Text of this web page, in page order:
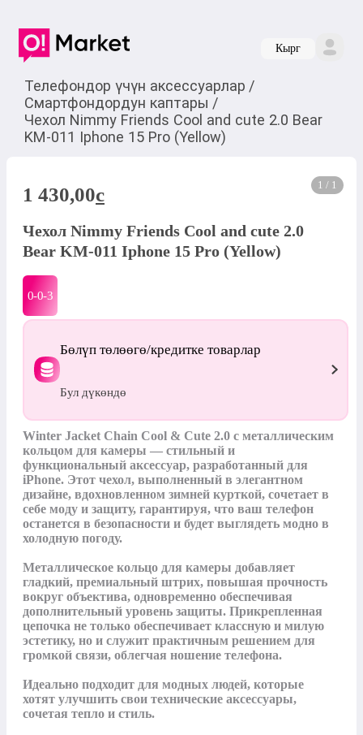
Кырг
Телефондор үчүн аксессуарлар /
Смартфондордун каптары /
Чехол Nimmy Friends Cool and cute 2.0 Bear
KM-011 Iphone 15 Pro (Yellow)
1 / 1
1 430,00c
Чехол Nimmy Friends Cool and cute 2.0
Bear KM-011 Iphone 15 Pro (Yellow)
0-0-3
Бөлүп төлөөгө/кредитке товарлар
Бул дүкөндө
Winter Jacket Chain Cool & Cute 2.0 с металлическим
кольцом для камеры — стильный и
функциональный аксессуар, разработанный для
iPhone. Этот чехол, выполненный в элегантном
дизайне, вдохновленном зимней курткой, сочетает в
себе моду и защиту, гарантируя, что ваш телефон
останется в безопасности и будет выглядеть модно в
холодную погоду.
Металлическое кольцо для камеры добавляет
гладкий, премиальный штрих, повышая прочность
вокруг объектива, одновременно обеспечивая
дополнительный уровень защиты. Прикрепленная
цепочка не только обеспечивает классную и милую
эстетику, но и служит практичным решением для
громкой связи, облегчая ношение телефона.
Идеально подходит для модных людей, которые
хотят улучшить свои технические аксессуары,
сочетая тепло и стиль.